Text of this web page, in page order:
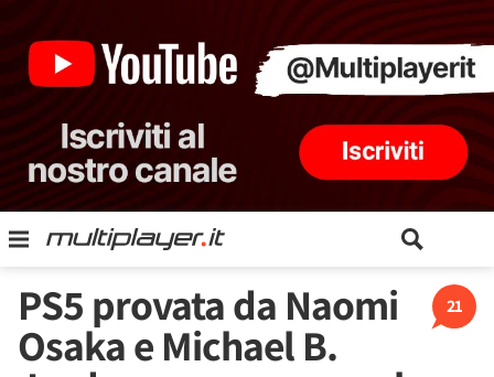
21
PS5 provata da Naomi
Osaka e Michael B.